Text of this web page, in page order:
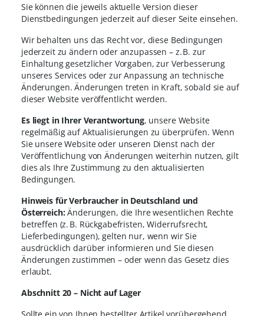
Sie können die jeweils aktuelle Version dieser
Dienstbedingungen jederzeit auf dieser Seite einsehen.
Wir behalten uns das Recht vor, diese Bedingungen
jederzeit zu ändern oder anzupassen – z. B. zur
Einhaltung gesetzlicher Vorgaben, zur Verbesserung
unseres Services oder zur Anpassung an technische
Änderungen. Änderungen treten in Kraft, sobald sie auf
dieser Website veröffentlicht werden.
Es liegt in Ihrer Verantwortung, unsere Website
regelmäßig auf Aktualisierungen zu überprüfen. Wenn
Sie unsere Website oder unseren Dienst nach der
Veröffentlichung von Änderungen weiterhin nutzen, gilt
dies als Ihre Zustimmung zu den aktualisierten
Bedingungen.
Hinweis für Verbraucher in Deutschland und
Österreich:Änderungen, die Ihre wesentlichen Rechte
betreffen (z. B. Rückgabefristen, Widerrufsrecht,
Lieferbedingungen), gelten nur, wenn wir Sie
ausdrücklich darüber informieren und Sie diesen
Änderungen zustimmen – oder wenn das Gesetz dies
erlaubt.
Abschnitt 20 – Nicht auf Lager